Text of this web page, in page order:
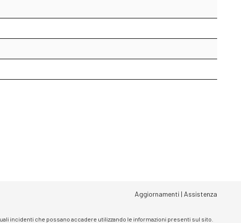
Aggiornamenti | Assistenza
incidenti che possano accadere utilizzando le informazioni presenti sul sito.